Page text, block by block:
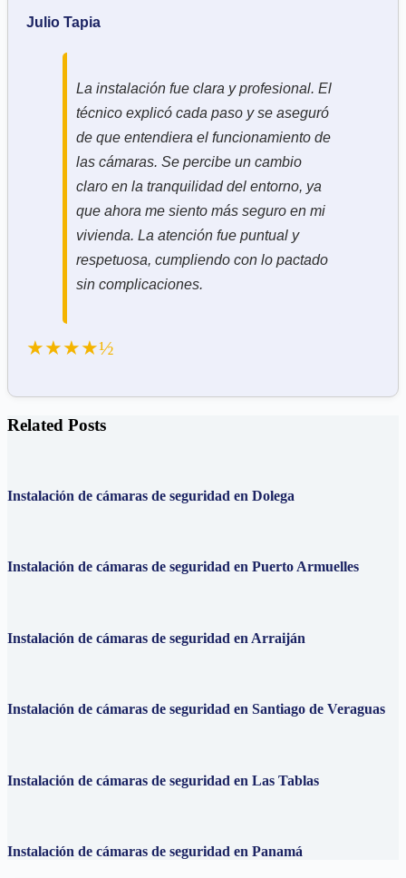
Julio Tapia
La instalación fue clara y profesional. El
técnico explicó cada paso y se aseguró
de que entendiera el funcionamiento de
las cámaras. Se percibe un cambio
claro en la tranquilidad del entorno, ya
que ahora me siento más seguro en mi
vivienda. La atención fue puntual y
respetuosa, cumpliendo con lo pactado
sin complicaciones.
★★★★½
Related Posts
Instalación de cámaras de seguridad en Dolega
Instalación de cámaras de seguridad en Puerto Armuelles
Instalación de cámaras de seguridad en Arraiján
Instalación de cámaras de seguridad en Santiago de Veraguas
Instalación de cámaras de seguridad en Las Tablas
Instalación de cámaras de seguridad en Panamá